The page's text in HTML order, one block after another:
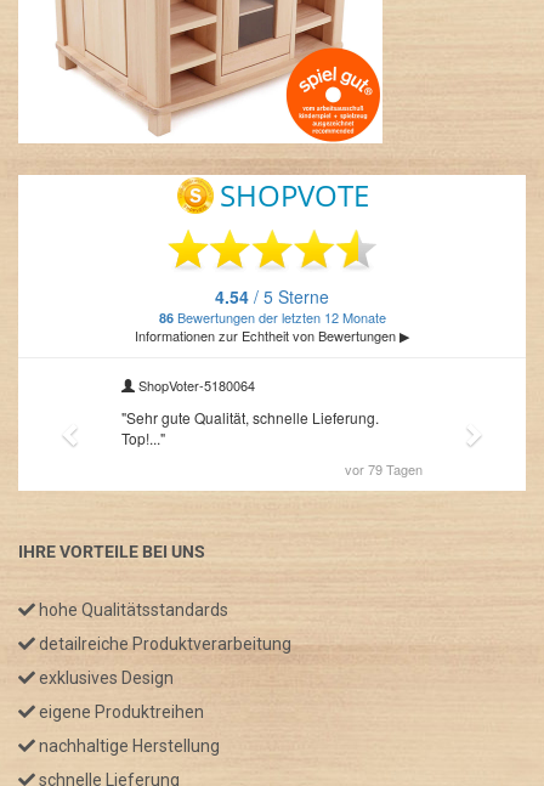
IHRE VORTEILE BEI UNS
hohe Qualitätsstandards
detailreiche Produktverarbeitung
exklusives Design
eigene Produktreihen
nachhaltige Herstellung
schnelle Lieferung